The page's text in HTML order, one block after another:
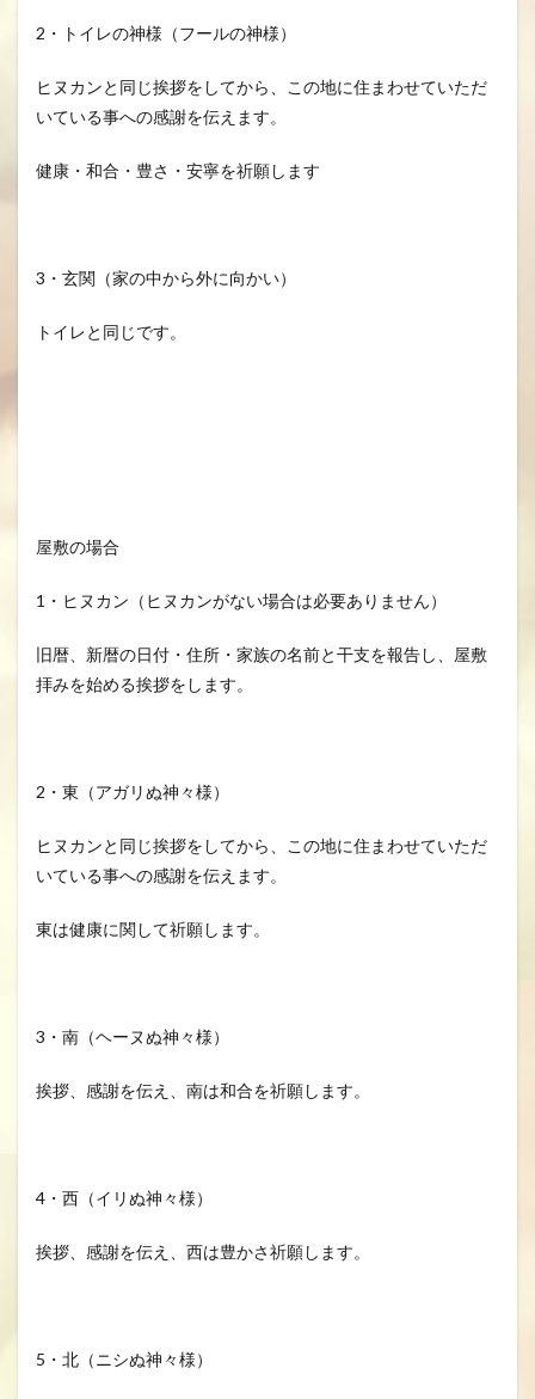
2・トイレの神様（フールの神様）
ヒヌカンと同じ挨拶をしてから、この地に住まわせていただ
いている事への感謝を伝えます。
健康・和合・豊さ・安寧を祈願します
3・玄関（家の中から外に向かい）
トイレと同じです。
屋敷の場合
1・ヒヌカン（ヒヌカンがない場合は必要ありません）
旧暦、新暦の日付・住所・家族の名前と干支を報告し、屋敷
拝みを始める挨拶をします。
2・東（アガリぬ神々様）
ヒヌカンと同じ挨拶をしてから、この地に住まわせていただ
いている事への感謝を伝えます。
東は健康に関して祈願します。
3・南（ヘーヌぬ神々様）
挨拶、感謝を伝え、南は和合を祈願します。
4・西（イリぬ神々様）
挨拶、感謝を伝え、西は豊かさ祈願します。
5・北（ニシぬ神々様）